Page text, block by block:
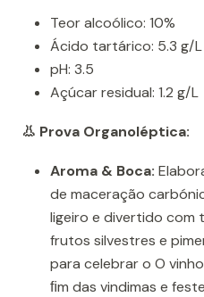
Teor alcoólico: 10%
Ácido tartárico: 5.3 g/L
pH: 3.5
Açúcar residual: 1.2 g/L
👃 Prova Organoléptica:
Aroma & Boca:
de maceração
ligeiro e divertido com
frutos silvestres e
para celebrar o O
ﬁm das vindimas e